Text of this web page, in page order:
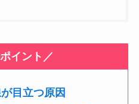
イント／
目立つ原因